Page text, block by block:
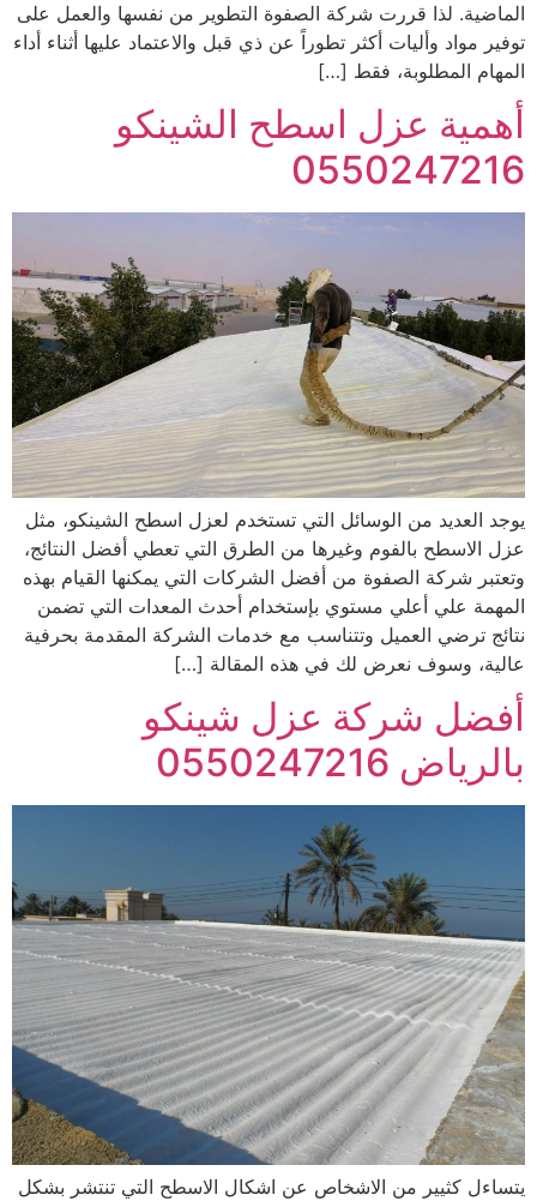
الماضية. لذا قررت شركة الصفوة التطوير من نفسها والعمل على
توفير مواد وأليات أكثر تطوراً عن ذي قبل والاعتماد عليها أثناء أداء
المهام المطلوبة، فقط […]
أهمية عزل اسطح الشينكو
0550247216
يوجد العديد من الوسائل التي تستخدم لعزل اسطح الشينكو، مثل
عزل الاسطح بالفوم وغيرها من الطرق التي تعطي أفضل النتائج،
وتعتبر شركة الصفوة من أفضل الشركات التي يمكنها القيام بهذه
المهمة علي أعلي مستوي بإستخدام أحدث المعدات التي تضمن
نتائج ترضي العميل وتتناسب مع خدمات الشركة المقدمة بحرفية
عالية، وسوف نعرض لك في هذه المقالة […]
أفضل شركة عزل شينكو
بالرياض 0550247216
يتساءل كثيير من الاشخاص عن اشكال الاسطح التي تنتشر بشكل